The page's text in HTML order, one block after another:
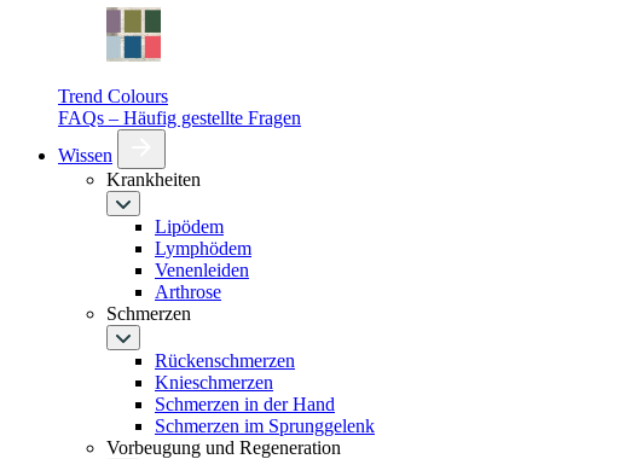
Trend Colours
FAQs – Häufig gestellte Fragen
Wissen
Krankheiten
Lipödem
Lymphödem
Venenleiden
Arthrose
Schmerzen
Rückenschmerzen
Knieschmerzen
Schmerzen in der Hand
Schmerzen im Sprunggelenk
Vorbeugung und Regeneration